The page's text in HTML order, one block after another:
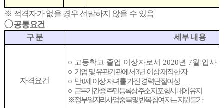
※ 적격자가 없을 경우 선발하지 않을 수 있음
◯공통요건
구 분 세부 내용
자격요건
○ 고등학교 졸업 이상자로서 2020년 7월 입사
○ 기업 및 유관기관에서3년 이상 재직한 자
○ 만0세 이상 자녀를 가진 경력단절여성
○ 근무기간 중 주민등록상 주소지 포항시 내에 유지
※정부 일자리사업 중복 및 반복 참여자는 지원 불가